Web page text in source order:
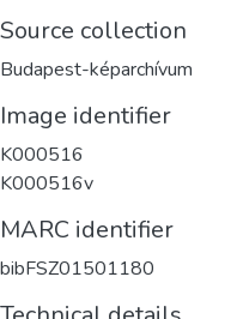
Source collection
Budapest-képarchívum
Image identifier
K000516
K000516v
MARC identifier
bibFSZ01501180